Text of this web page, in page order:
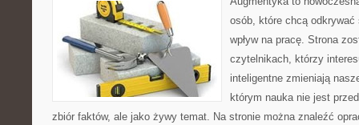
osób, które chcą
wpływ na pracę. Strona
czytelnikach, którzy
inteligentne zmieniają
którym nauka nie jest
zbiór faktów, ale jako żywy temat. Na stronie można znaleźć